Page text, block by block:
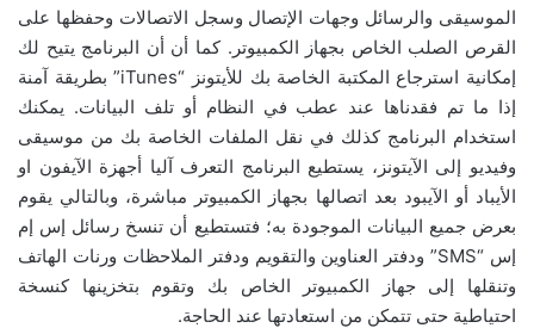
الموسيقى والرسائل وجهات الإتصال وسجل الاتصالات وحفظها على
القرص الصلب الخاص بجهاز الكمبيوتر. كما أن أن البرنامج يتيح لك
إمكانية استرجاع المكتبة الخاصة بك للأيتونز “iTunes” بطريقة آمنة
إذا ما تم فقدناها عند عطب في النظام أو تلف البيانات. يمكنك
استخدام البرنامج كذلك في نقل الملفات الخاصة بك من موسيقى
وفيديو إلى الآيتونز، يستطيع البرنامج التعرف آليا أجهزة الآيفون او
الأيباد أو الآيبود بعد اتصالها بجهاز الكمبيوتر مباشرة، وبالتالي يقوم
بعرض جميع البيانات الموجودة به؛ فتستطيع أن تنسخ رسائل إس إم
إس “SMS” ودفتر العناوين والتقويم ودفتر الملاحظات ورنات الهاتف
وتنقلها إلى جهاز الكمبيوتر الخاص بك وتقوم بتخزينها كنسخة
احتياطية حتى تتمكن من استعادتها عند الحاجة.